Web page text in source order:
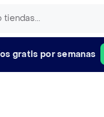
gratis por semanas